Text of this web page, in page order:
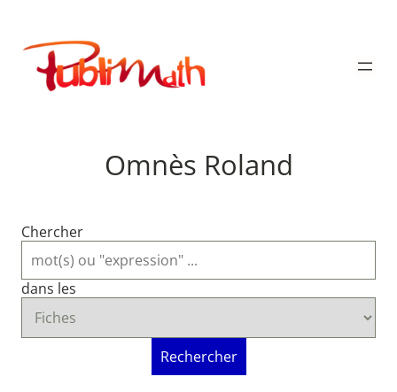
contenu
Publimath
Omnès Roland
Chercher
dans les
Rechercher